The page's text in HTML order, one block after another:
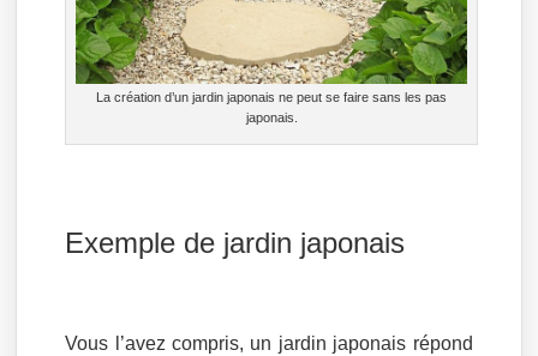
La création d’un jardin japonais ne peut se faire sans les pas
japonais.
Exemple de jardin japonais
Vous l’avez compris, un jardin japonais répond